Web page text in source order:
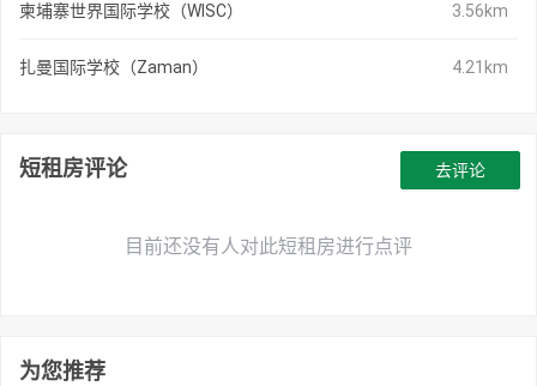
柬埔寨世界国际学校（WISC） 3.56km
扎曼国际学校（Zaman） 4.21km
短租房评论
目前还没有人对此短租房进行点评
去评论
为您推荐